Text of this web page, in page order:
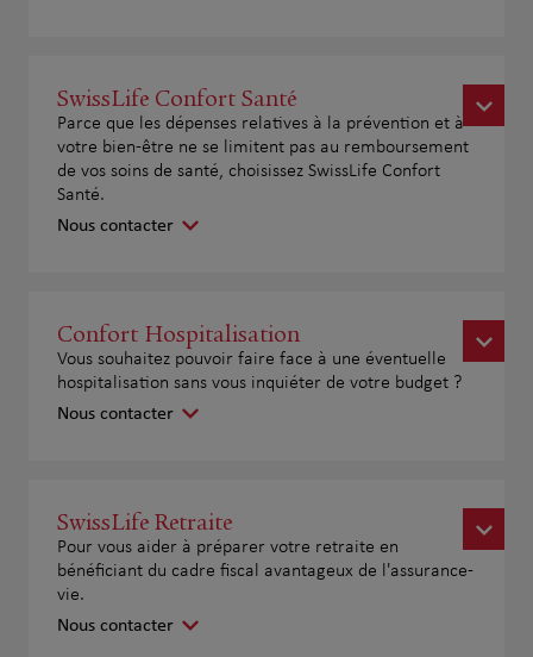
SwissLife Confort Santé
Parce que les dépenses relatives à la prévention et à
votre bien-être ne se limitent pas au remboursement
de vos soins de santé, choisissez SwissLife Confort
Santé.
Nous contacter
Confort Hospitalisation
Vous souhaitez pouvoir faire face à une éventuelle
hospitalisation sans vous inquiéter de votre budget ?
Nous contacter
SwissLife Retraite
Pour vous aider à préparer votre retraite en
bénéficiant du cadre fiscal avantageux de l'assurance-
vie.
Nous contacter